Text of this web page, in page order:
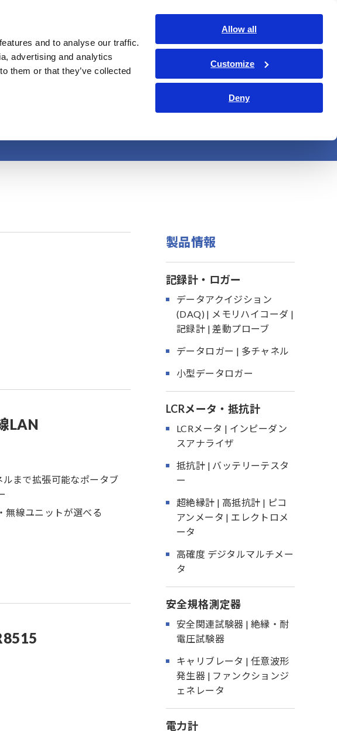
and to analyse our traffic.
advertising and analytics
them or that they’ve collected
Allow all
Customize
Deny
計測知識 サービス・サポート コーポレート・IR
お問い合わせ
LAN
まで拡張可能なポータブ
無線ユニットが選べる
製品情報
記録計・ロガー
データアクイジション
(DAQ) | メモリハイコーダ |
記録計 | 差動プローブ
データロガー | 多チャネル
小型データロガー
LCRメータ・抵抗計
LCRメータ | インピーダン
スアナライザ
抵抗計 | バッテリーテスタ
ー
超絶縁計 | 高抵抗計 | ピコ
アンメータ | エレクトロメ
ータ
高確度 デジタルマルチメー
タ
安全規格測定器
安全関連試験器 | 絶縁・耐
電圧試験器
キャリブレータ | 任意波形
発生器 | ファンクションジ
ェネレータ
電力計